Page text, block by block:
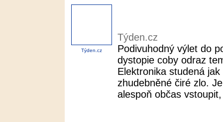
Týden.cz
Týden.cz
Podivuhodný výlet do
dystopie coby odraz
Elektronika studená
zhudebněné čiré zlo.
alespoň občas